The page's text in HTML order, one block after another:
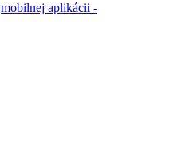
mobilnej aplikácii -